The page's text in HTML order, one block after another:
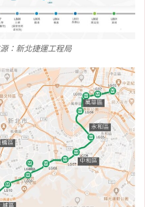
：新北捷運工程局